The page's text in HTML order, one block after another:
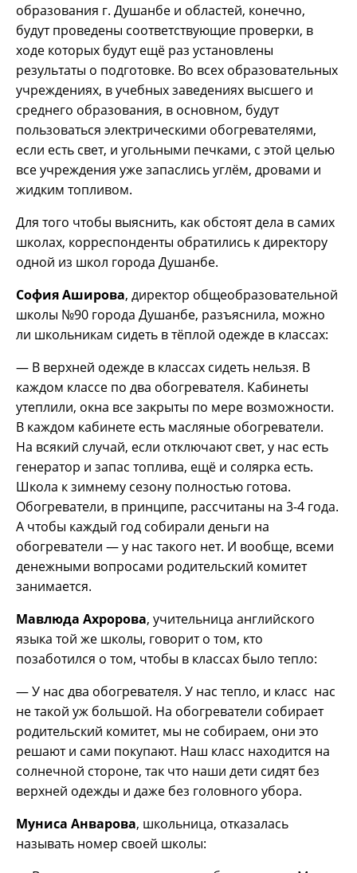
образования г. Душанбе и областей, конечно,
будут проведены соответствующие проверки, в
ходе которых будут ещё раз установлены
результаты о подготовке. Во всех образовательных
учреждениях, в учебных заведениях высшего и
среднего образования, в основном, будут
пользоваться электрическими обогревателями,
если есть свет, и угольными печками, с этой целью
все учреждения уже запаслись углём, дровами и
жидким топливом.
Для того чтобы выяснить, как обстоят дела в самих
школах, корреспонденты обратились к директору
одной из школ города Душанбе.
София Аширова, директор общеобразовательной
школы №90 города Душанбе, разъяснила, можно
ли школьникам сидеть в тёплой одежде в классах:
— В верхней одежде в классах сидеть нельзя. В
каждом классе по два обогревателя. Кабинеты
утеплили, окна все закрыты по мере возможности.
В каждом кабинете есть масляные обогреватели.
На всякий случай, если отключают свет, у нас есть
генератор и запас топлива, ещё и солярка есть.
Школа к зимнему сезону полностью готова.
Обогреватели, в принципе, рассчитаны на 3-4 года.
А чтобы каждый год собирали деньги на
обогреватели — у нас такого нет. И вообще, всеми
денежными вопросами родительский комитет
занимается.
Мавлюда Ахророва, учительница английского
языка той же школы, говорит о том, кто
позаботился о том, чтобы в классах было тепло:
— У нас два обогревателя. У нас тепло, и класс нас
не такой уж большой. На обогреватели собирает
родительский комитет, мы не собираем, они это
решают и сами покупают. Наш класс находится на
солнечной стороне, так что наши дети сидят без
верхней одежды и даже без головного убора.
Муниса Анварова, школьница, отказалась
называть номер своей школы: